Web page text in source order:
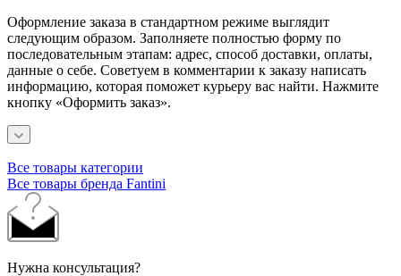
Оформление заказа в стандартном режиме выглядит
следующим образом. Заполняете полностью форму по
последовательным этапам: адрес, способ доставки, оплаты,
данные о себе. Советуем в комментарии к заказу написать
информацию, которая поможет курьеру вас найти. Нажмите
кнопку «Оформить заказ».
Все товары категории
Все товары бренда Fantini
Нужна консультация?